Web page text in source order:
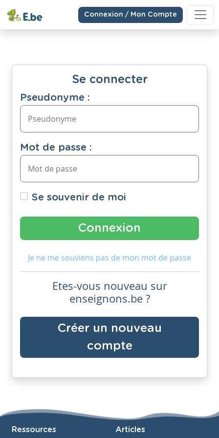
Connexion / Mon Compte
Se connecter
Pseudonyme :
Mot de passe :
Se souvenir de moi
Je ne me souviens pas de mon mot de passe
Etes-vous nouveau sur
enseignons.be ?
Créer un nouveau
compte
Ressources Articles